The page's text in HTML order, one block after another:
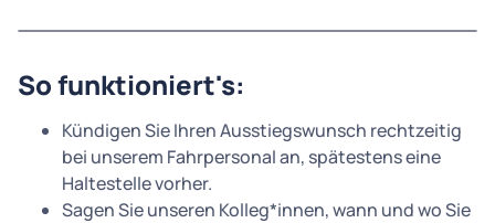
So funktioniert's:
Kündigen Sie Ihren Ausstiegswunsch rechtzeitig
bei unserem Fahrpersonal an, spätestens eine
Haltestelle vorher.
Sagen Sie unseren Kolleg*innen, wann und wo Sie